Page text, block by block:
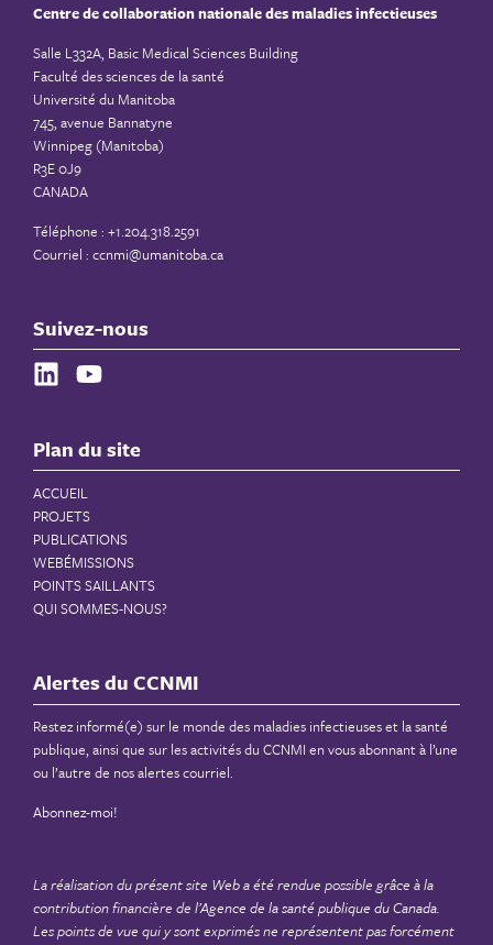
Centre de collaboration nationale des maladies infectieuses
Salle L332A, Basic Medical Sciences Building
Faculté des sciences de la santé
Université du Manitoba
745, avenue Bannatyne
Winnipeg (Manitoba)
R3E 0J9
CANADA
Téléphone : +1.204.318.2591
Courriel : ccnmi@umanitoba.ca
Suivez-nous
Plan du site
ACCUEIL
PROJETS
PUBLICATIONS
WEBÉMISSIONS
POINTS SAILLANTS
QUI SOMMES-NOUS?
Alertes du CCNMI
Restez informé(e) sur le monde des maladies infectieuses et la santé
publique, ainsi que sur les activités du CCNMI en vous abonnant à l’une
ou l’autre de nos alertes courriel.
Abonnez-moi!
La réalisation du présent site Web a été rendue possible grâce à la
contribution financière de l’Agence de la santé publique du Canada.
Les points de vue qui y sont exprimés ne représentent pas forcément